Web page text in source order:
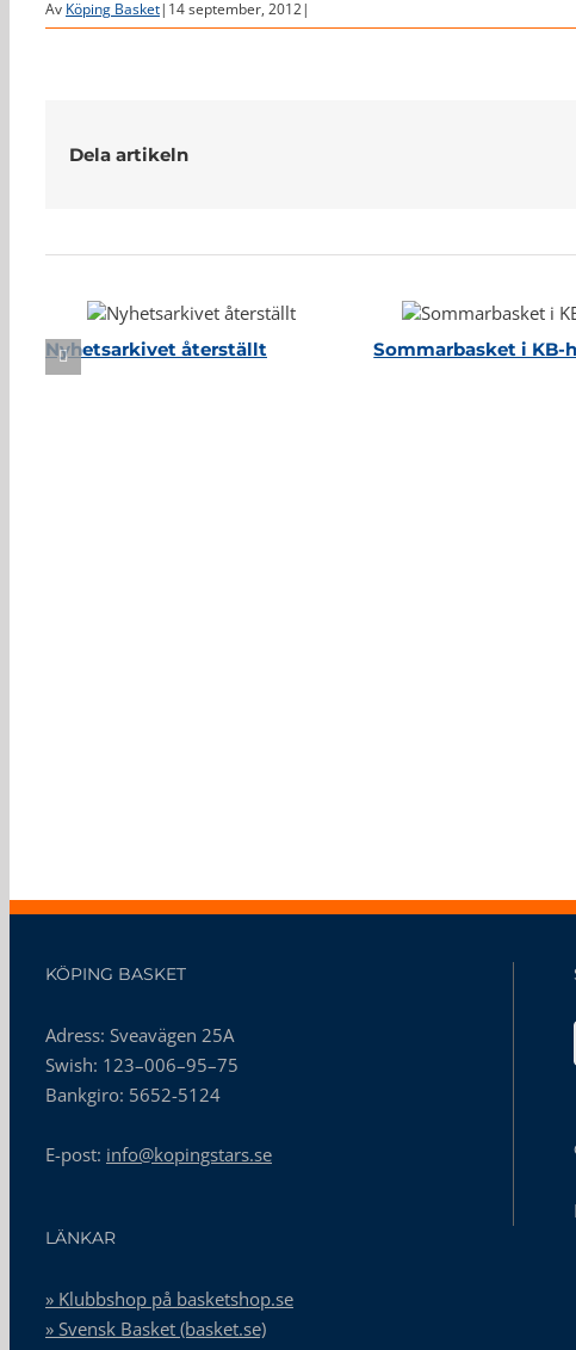
Av Köping Basket| 14 september, 2012|
Dela artikeln
Nyhetsarkivet återställt
Sommarbasket i KB-
KÖPING BASKET
Adress: Sveavägen 25A
Swish: 123–006–95–75
Bankgiro: 5652-5124
E-post: info@kopingstars.se
LÄNKAR
» Klubbshop på basketshop.se
» Svensk Basket (basket.se)